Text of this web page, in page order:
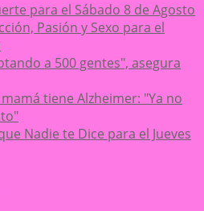
para el Sábado 8 de Agosto
Pasión y Sexo para el
a 500 gentes", asegura
tiene Alzheimer: "Ya no
Nadie te Dice para el Jueves